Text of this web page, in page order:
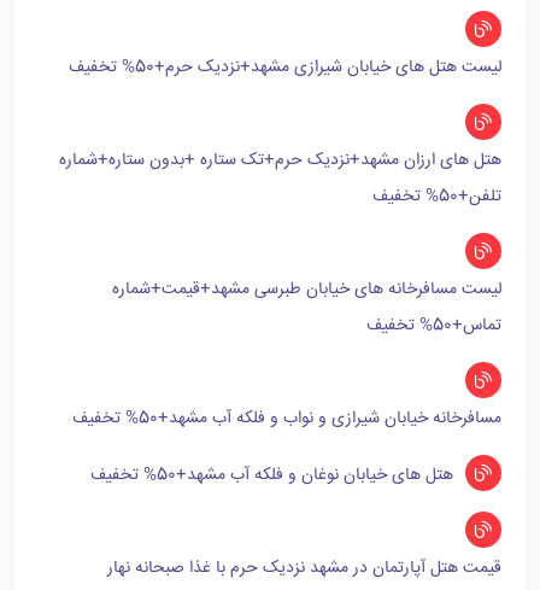
لیست هتل های خیابان شیرازی مشهد+نزدیک حرم+50% تخفیف
هتل های ارزان مشهد+نزدیک حرم+تک ستاره +بدون ستاره+شماره
تلفن+50% تخفیف
لیست مسافرخانه های خیابان طبرسی مشهد+قیمت+شماره
تماس+50% تخفیف
مسافرخانه خیابان شیرازی و نواب و فلکه آب مشهد+50% تخفیف
هتل های خیابان نوغان و فلکه آب مشهد+50% تخفیف
قیمت هتل آپارتمان در مشهد نزدیک حرم با غذا صبحانه نهار